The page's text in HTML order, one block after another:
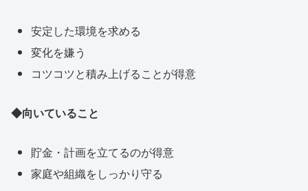
安定した環境を求める
変化を嫌う
コツコツと積み上げることが得意
◆向いていること
貯金・計画を立てるのが得意
家庭や組織をしっかり守る